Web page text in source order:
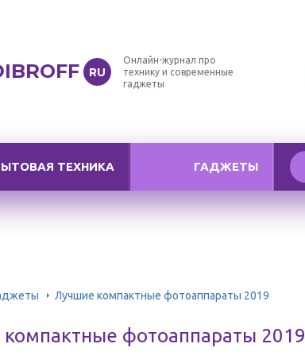
RU
Онлайн-журнал про
технику и современные
гаджеты
ТЕХНИКА ГАДЖЕТЫ
Лучшие компактные фотоаппараты 2019
фотоаппараты 2019